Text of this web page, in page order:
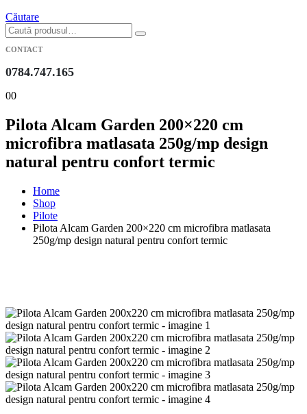
Căutare
CONTACT
0784.747.165
00
Pilota Alcam Garden 200×220 cm
microfibra matlasata 250g/mp design
natural pentru confort termic
Home
Shop
Pilote
Pilota Alcam Garden 200×220 cm microfibra matlasata
250g/mp design natural pentru confort termic